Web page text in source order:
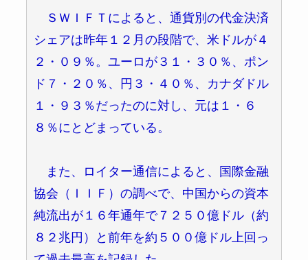
ＳＷＩＦＴによると、通貨別の代金決済
シェアは昨年１２月の段階で、米ドルが４
２・０９％。ユーロが３１・３０％、ポン
ド７・２０％、円３・４０％、カナダドル
１・９３％だったのに対し、元は１・６
８％にとどまっている。
また、ロイター通信によると、国際金融
協会（ＩＩＦ）の調べで、中国からの資本
純流出が１６年通年で７２５０億ドル（約
８２兆円）と前年を約５００億ドル上回っ